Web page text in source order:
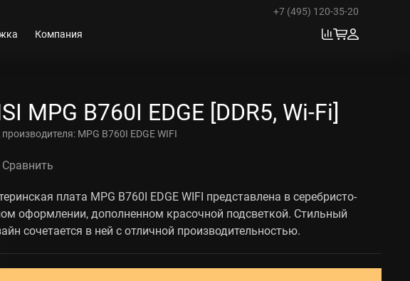
+7 (495) 120-35-20
Компания
MPG B760I EDGE [DDR5, Wi-Fi]
MPG B760I EDGE WIFI
Сравнить
плата MPG B760I EDGE WIFI представлена в серебристо-
оформлении, дополненном красочной подсветкой. Стильный
сочетается в ней с отличной производительностью.